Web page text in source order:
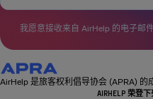
我愿意接收来自 AirHelp 的电子邮
AirHelp 是旅客权利倡导协会 (APRA) 的
AIRHELP 荣登